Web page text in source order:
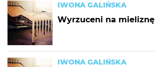
IWONA GALIŃSKA
Wyrzuceni na mieliznę
IWONA GALIŃSKA